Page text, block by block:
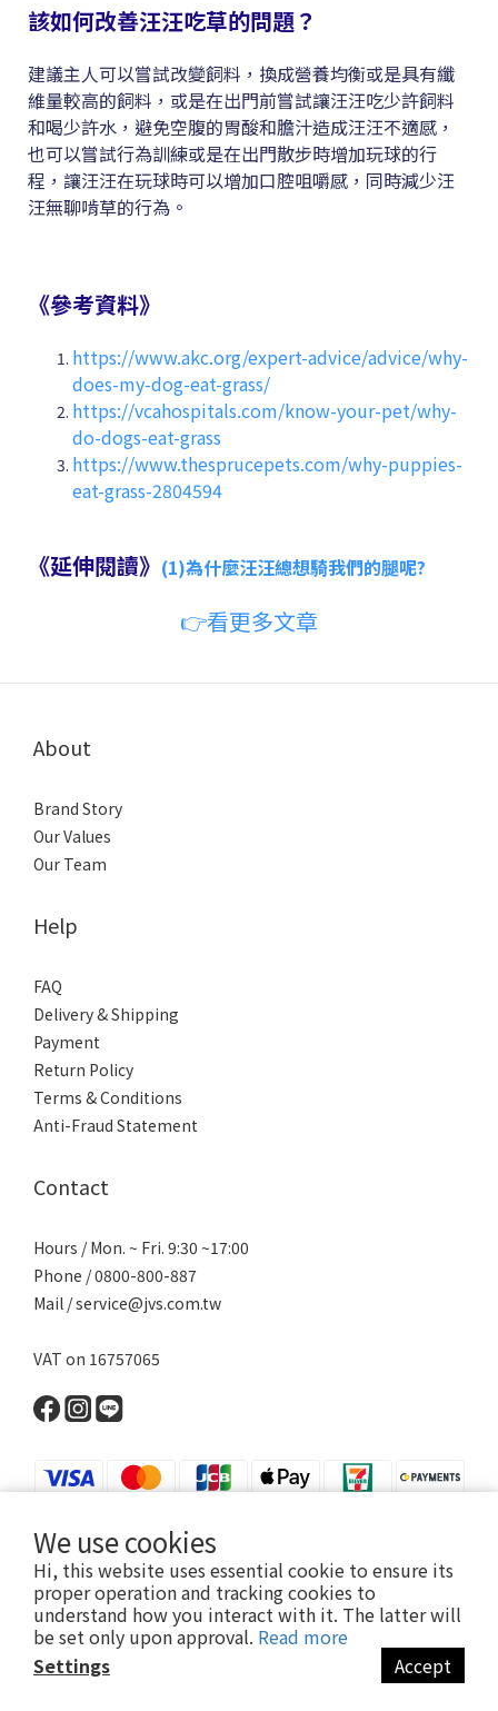
We use cookies
Hi, this website uses essential cookie to ensure its
proper operation and tracking cookies to
understand how you interact with it. The latter will
be set only upon approval. Read more
Settings
Accept
該如何改善汪汪吃草的問題？
建議主人可以嘗試改變飼料，換成營養均衡或是具有纖
維量較高的飼料，或是在出門前嘗試讓汪汪吃少許飼料
和喝少許水，避免空腹的胃酸和膽汁造成汪汪不適感，
也可以嘗試行為訓練或是在出門散步時增加玩球的行
程，讓汪汪在玩球時可以增加口腔咀嚼感，同時減少汪
汪無聊啃草的行為。
《參考資料》
https://www.akc.org/expert-advice/advice/why-
does-my-dog-eat-grass/
https://vcahospitals.com/know-your-pet/why-
do-dogs-eat-grass
https://www.thesprucepets.com/why-puppies-
eat-grass-2804594
《延伸閱讀》 (1)為什麼汪汪總想騎我們的腿呢?
👉看更多文章
About
Brand Story
Our Values
Our Team
Help
FAQ
Delivery & Shipping
Payment
Return Policy
Terms & Conditions
Anti-Fraud Statement
Contact
Hours / Mon. ~ Fri. 9:30 ~17:00
Phone / 0800-800-887
Mail / service@jvs.com.tw
VAT on 16757065
Copyright 2021 ©寶昕股份有限公司 | Johnson V Science Corp., Ltd.
本公司所有產品已投保富邦產物產品責任險1000萬元